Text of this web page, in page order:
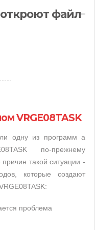
файл
VRGE08TASK
одну из программ а
по-прежнему
такой ситуации -
которые создают
проблема